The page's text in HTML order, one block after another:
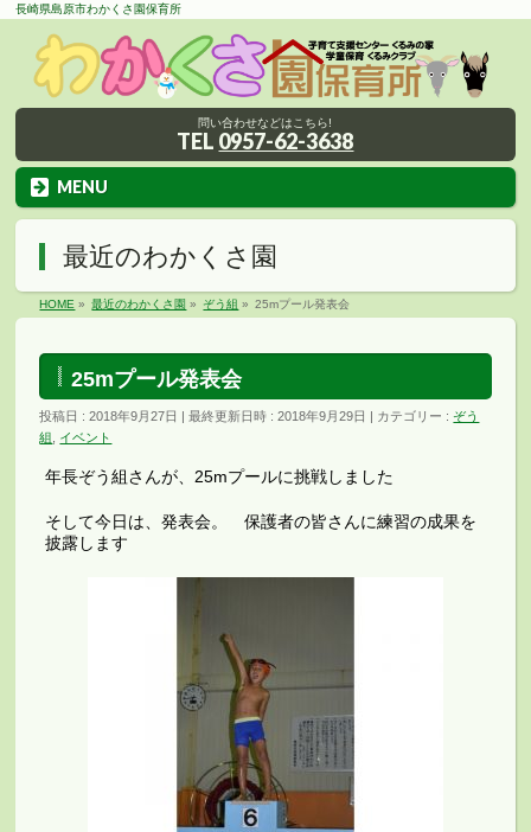
長崎県島原市わかくさ園保育所
問い合わせなどはこちら!
TEL 0957-62-3638
MENU
最近のわかくさ園
HOME » 最近のわかくさ園 » ぞう組 » 25mプール発表会
25mプール発表会
投稿日 : 2018年9月27日 最終更新日時 : 2018年9月29日 カテゴリー :ぞう
組
イベント
年長ぞう組さんが、25mプールに挑戦しました
そして今日は、発表会。 保護者の皆さんに練習の成果を
披露します